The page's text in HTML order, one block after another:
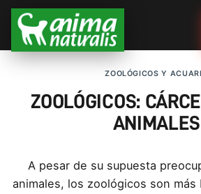
ZOOLÓGICOS Y
ZOOLÓGICOS:
ANIMALES
A pesar de su supuesta
animales, los zoológicos son más